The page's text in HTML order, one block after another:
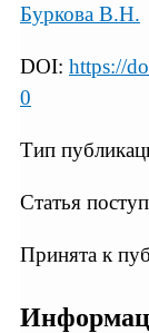
Буркова В.Н.
DOI: https://
0
Тип
Статья
Принята к